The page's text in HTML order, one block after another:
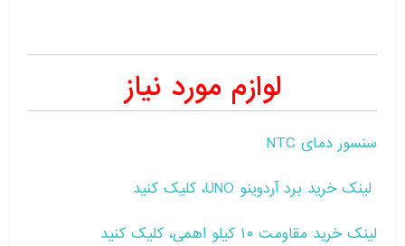
لوازم مورد نیاز
سنسور دمای NTC
لینک خرید برد آردوینو UNO، کلیک کنید
لینک خرید مقاومت ۱۰ کیلو اهمی، کلیک کنید